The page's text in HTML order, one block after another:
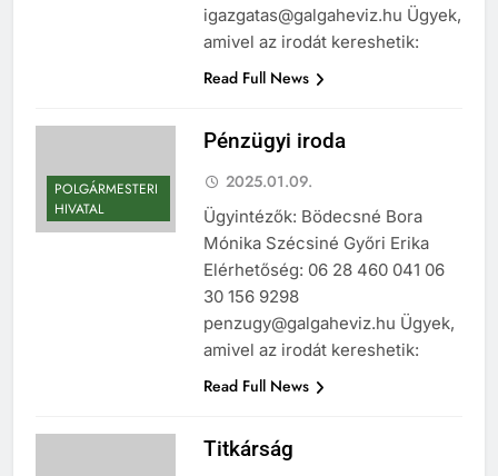
igazgatas@galgaheviz.hu Ügyek,
amivel az irodát kereshetik:
Read Full News
POLGÁRMESTERI
HIVATAL
Pénzügyi iroda
2025.01.09.
Ügyintézők: Bödecsné Bora
Mónika Szécsiné Győri Erika
Elérhetőség: 06 28 460 041 06
30 156 9298
penzugy@galgaheviz.hu Ügyek,
amivel az irodát kereshetik:
Read Full News
Titkárság